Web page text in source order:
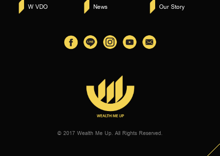
W VDO News Our Story
© 2017 Wealth Me Up. All Rights Reserved.